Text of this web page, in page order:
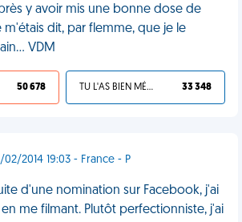
y avoir mis une bonne dose de
m'étais dit, par flemme, que je le
VDM
50 678 TU L'AS BIEN MÉRITÉ 33 348
02/2014 19:03 - France - P
d'une nomination sur Facebook, j'ai
me filmant. Plutôt perfectionniste, j'ai